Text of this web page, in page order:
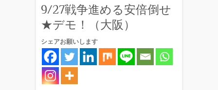
9/27戦争進める安倍倒せ
★デモ！（大阪）
シェアお願いします